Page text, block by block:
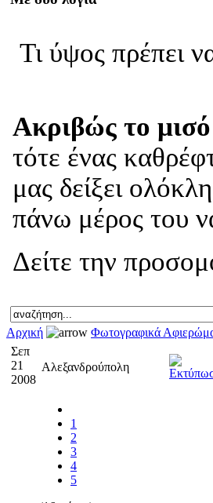
Τι ύψος πρέπει
Ακριβώς το
τότε ένας
μας δείξει
πάνω μέρος του
Δείτε την
Αρχική Φωτογραφικά
Σεπ
21
2008
Αλεξανδρούπολη
1
2
3
4
5